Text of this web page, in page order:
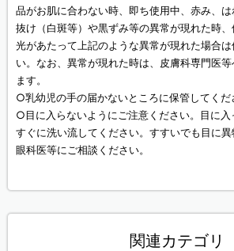
品がお肌に合わない時、即ち使用中、赤み、
抜け（白斑等）や黒ずみ等の異常が現れた時
光があたって上記のような異常が現れた場合
い。なお、異常が現れた時は、皮膚科専門医
ます。
○乳幼児の手の届かないところに保管してくだ
○目に入らないようにご注意ください。目に入
すぐに洗い流してください。すすいでも目に異
眼科医等にご相談ください。
関連カテゴリ